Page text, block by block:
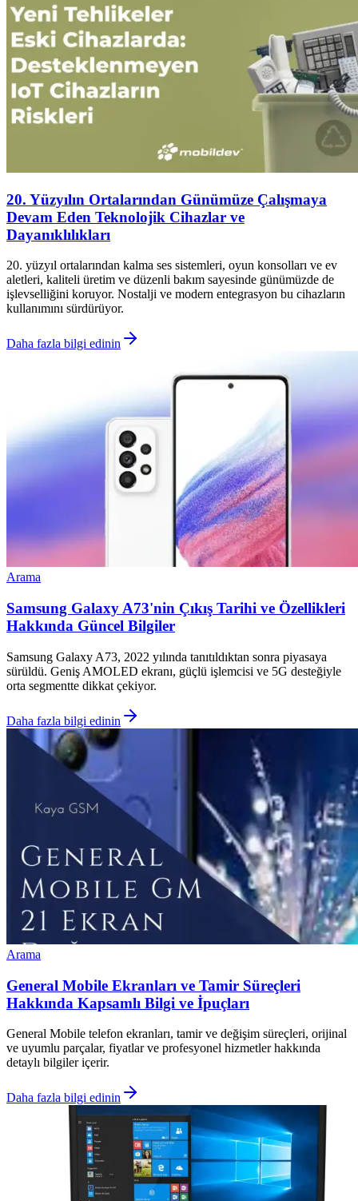
20. Yüzyılın Ortalarından Günümüze Çalışmaya
Devam Eden Teknolojik Cihazlar ve
Dayanıklılıkları
20. yüzyıl ortalarından kalma ses sistemleri, oyun konsolları ve ev
aletleri, kaliteli üretim ve düzenli bakım sayesinde günümüzde de
işlevselliğini koruyor. Nostalji ve modern entegrasyon bu cihazların
kullanımını sürdürüyor.
Daha fazla bilgi edinin
Arama
Samsung Galaxy A73'nin Çıkış Tarihi ve Özellikleri
Hakkında Güncel Bilgiler
Samsung Galaxy A73, 2022 yılında tanıtıldıktan sonra piyasaya
sürüldü. Geniş AMOLED ekranı, güçlü işlemcisi ve 5G desteğiyle
orta segmentte dikkat çekiyor.
Daha fazla bilgi edinin
Arama
General Mobile Ekranları ve Tamir Süreçleri
Hakkında Kapsamlı Bilgi ve İpuçları
General Mobile telefon ekranları, tamir ve değişim süreçleri, orijinal
ve uyumlu parçalar, fiyatlar ve profesyonel hizmetler hakkında
detaylı bilgiler içerir.
Daha fazla bilgi edinin